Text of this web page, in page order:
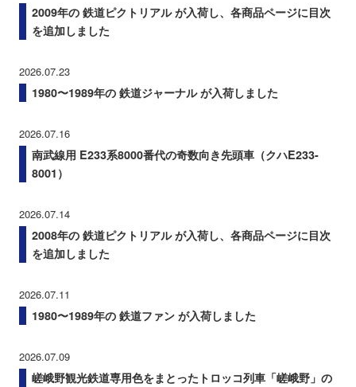
2009年の 鉄道ピクトリアル が入荷し、各商品ページに目次
を追加しました
2026.07.23
1980〜1989年の 鉄道ジャーナル が入荷しました
2026.07.16
南武線用 E233系8000番代の奇数向き先頭車（クハE233-
8001）
2026.07.14
2008年の 鉄道ピクトリアル が入荷し、各商品ページに目次
を追加しました
2026.07.11
1980〜1989年の 鉄道ファン が入荷しました
2026.07.09
嵯峨野観光鉄道専用色をまとったトロッコ列車「嵯峨野」の